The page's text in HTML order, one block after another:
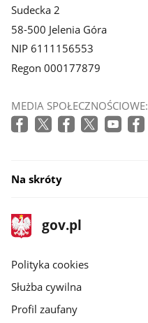
Sudecka 2
58-500 Jelenia Góra
NIP 6111156553
Regon 000177879
MEDIA SPOŁECZNOŚCIOWE:
Na skróty
stopka
gov.pl
Strona
gov.pl
gov.pl
Polityka cookies
Służba cywilna
Profil zaufany